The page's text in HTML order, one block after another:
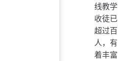
线教学
收徒已
超过百
人，有
着丰富